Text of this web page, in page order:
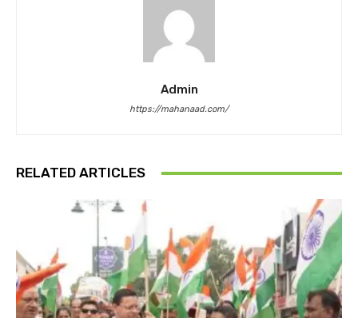
Admin
https://mahanaad.com/
RELATED ARTICLES